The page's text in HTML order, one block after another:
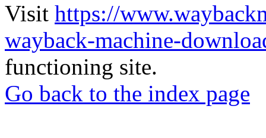
Visit https://
wayback-machine-
functioning site.
Go back to the index page